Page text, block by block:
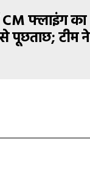
फ्लाइंग का
पूछताछ; टीम ने